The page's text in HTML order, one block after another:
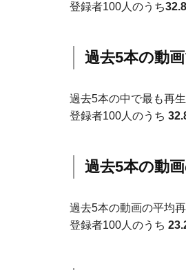
登録者100人のうち
過去5本の動
過去5本の中で最も再
登録者100人のうち
過去5本の動
過去5本の動画の平均
登録者100人のうち